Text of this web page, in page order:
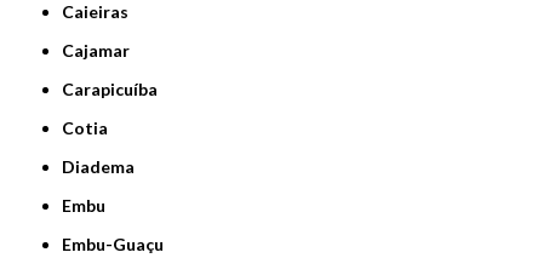
Caieiras
Cajamar
Carapicuíba
Cotia
Diadema
Embu
Embu-Guaçu